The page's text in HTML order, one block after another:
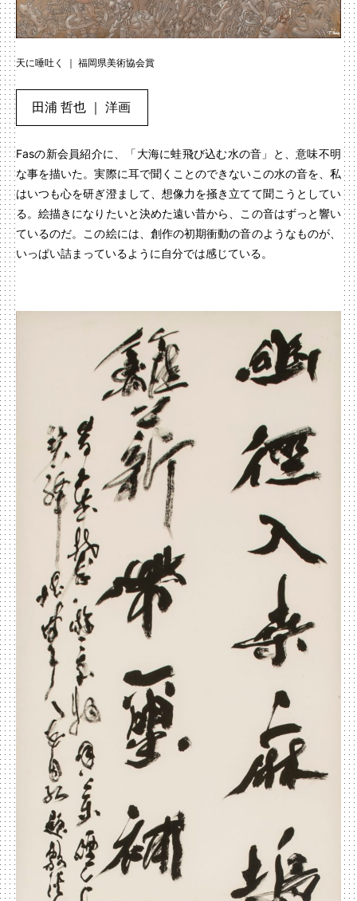
天に唾吐く ｜ 福岡県美術協会賞
田浦 哲也 ｜ 洋画
Fasの新会員紹介に、「大海に蛙飛び込む水の音」と、意味不明
な事を描いた。実際に耳で聞くことのできないこの水の音を、私
はいつも心を研ぎ澄まして、想像力を掻き立てて聞こうとしてい
る。絵描きになりたいと決めた遠い昔から、この音はずっと響い
ているのだ。この絵には、創作の初期衝動の音のようなものが、
いっぱい詰まっているように自分では感じている。